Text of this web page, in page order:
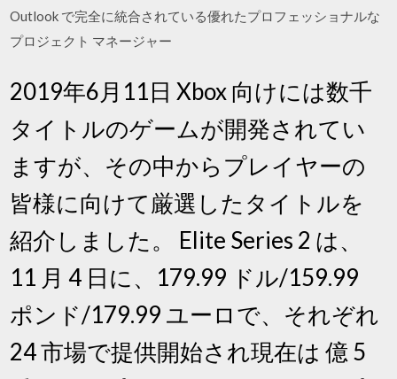
Outlook で完全に統合されている優れたプロフェッショナルな
プロジェクト マネージャー
2019年6月11日 Xbox 向けには数千
タイトルのゲームが開発されてい
ますが、その中からプレイヤーの
皆様に向けて厳選したタイトルを
紹介しました。 Elite Series 2 は、
11 月 4 日に、179.99 ドル/159.99
ポンド/179.99 ユーロで、それぞれ
24 市場で提供開始され現在は 億 5